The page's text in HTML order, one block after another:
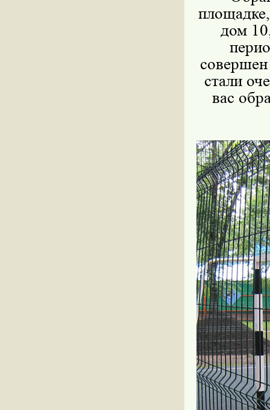
дом
стали
вас